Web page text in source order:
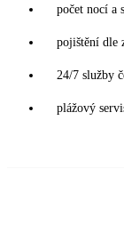
počet nocí a
pojištění dle
24/7 služby
plážový